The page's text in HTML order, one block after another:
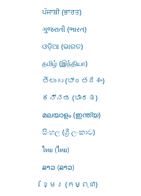
ਪੰਜਾਬੀ (ਭਾਰਤ)
ગુજરાતી (ભારત)
ଓଡ଼ିଆ (ଭାରତ)
தமிழ் (இந்தியா)
తెలుగు (భారతదేశం)
ಕನ್ನಡ (ಭಾರತ)
മലയാളം (ഇന്ത്യ)
සිංහල (ශ්‍රී ලංකාව)
ไทย (ไทย)
ລາວ (ລາວ)
ខ្មែរ (កម្ពុជា)